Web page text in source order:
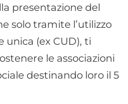
presentazione del
solo tramite l’utilizzo
unica (ex CUD), ti
le associazioni
destinando loro il 5